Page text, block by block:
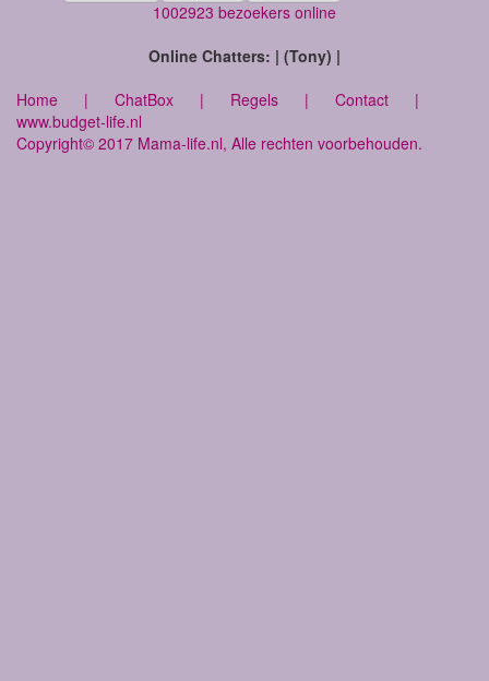
1002923 bezoekers online
Online Chatters: | (Tony) |
Home | ChatBox | Regels | Contact |
www.budget-life.nl
Copyright© 2017 Mama-life.nl, Alle rechten voorbehouden.